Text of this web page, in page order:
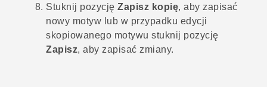
Stuknij pozycję Zapisz kopię, aby zapisać
nowy motyw lub w przypadku edycji
skopiowanego motywu stuknij pozycję
Zapisz, aby zapisać zmiany.